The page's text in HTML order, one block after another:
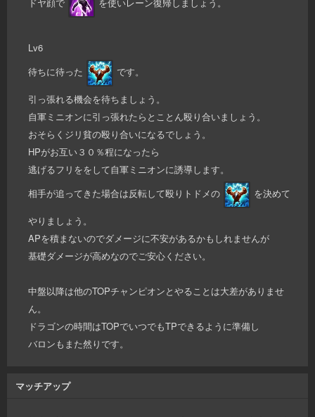
Lv6
待ちに待った
です。
引っ張れる機会を待ちましょう。
自軍ミニオンに引っ張れたらとことん殴り合いましょう。
おそらくジリ貧の殴り合いになるでしょう。
HPがお互い３０％程になったら
逃げるフリををして自軍ミニオンに誘導します。
相手が追ってきた場合は反転して殴りトドメの
を決めて
やりましょう。
APを積まないのでダメージに不安があるかもしれませんが
基礎ダメージが高めなのでご安心ください。
中盤以降は他のTOPチャンピオンとやることは大差がありませ
ん。
ドラゴンの時間はTOPでいつでもTPできるように準備し
バロンもまた然りです。
マッチアップ